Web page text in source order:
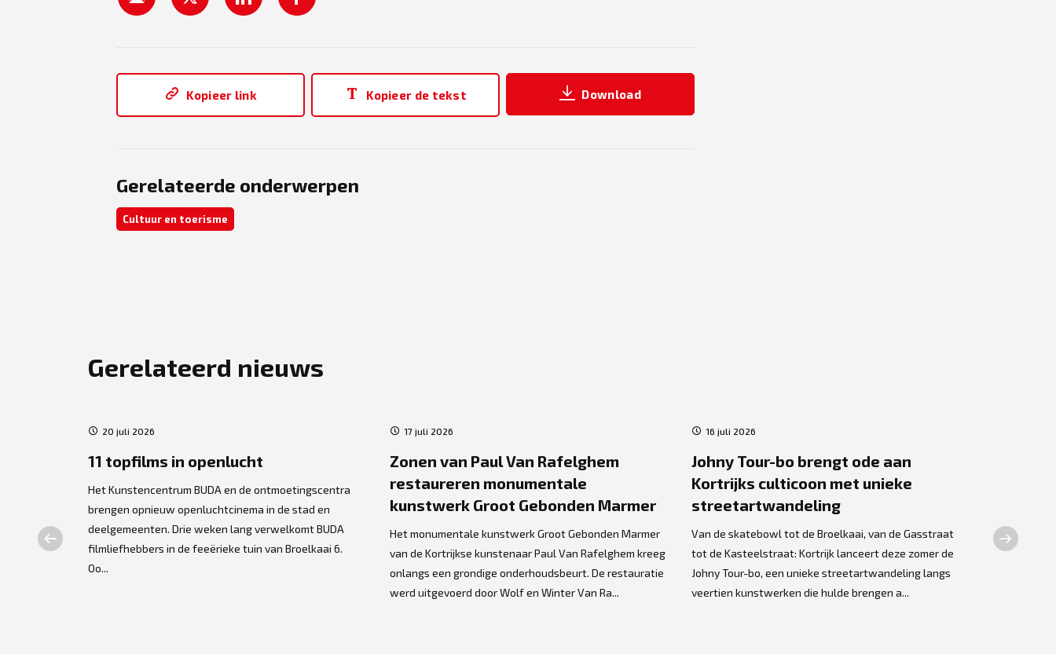
Kopieer link Kopieer de tekst Download
Gerelateerde onderwerpen
Cultuur en toerisme
Gerelateerd nieuws
De
20 juli 2026
11 topfilms in openlucht
Het Kunstencentrum BUDA en de ontmoetingscentra
brengen opnieuw openluchtcinema in de stad en
deelgemeenten. Drie weken lang verwelkomt BUDA
filmliefhebbers in de feeërieke tuin van Broelkaai 6.
Oo...
17 juli 2026
Zonen van Paul Van Rafelghem
restaureren monumentale
kunstwerk Groot Gebonden Marmer
Het monumentale kunstwerk Groot Gebonden Marmer
van de Kortrijkse kunstenaar Paul Van Rafelghem kreeg
onlangs een grondige onderhoudsbeurt. De restauratie
werd uitgevoerd door Wolf en Winter Van Ra...
16 juli 2026
Johny Tour-bo brengt ode aan
Kortrijks culticoon met unieke
streetartwandeling
Van de skatebowl tot de Broelkaai, van de Gasstraat
tot de Kasteelstraat: Kortrijk lanceert deze zomer de
Johny Tour-bo, een unieke streetartwandeling langs
veertien kunstwerken die hulde brengen a...
Een
Kortrijkse